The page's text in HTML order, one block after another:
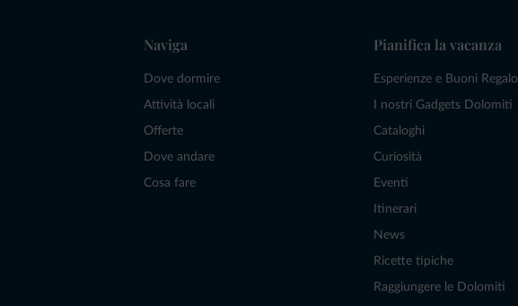
Naviga
Dove dormire
Attività locali
Offerte
Dove andare
Cosa fare
Pianifica la vacanza
Esperienze e Buoni Regalo
I nostri Gadgets Dolomiti
Cataloghi
Curiosità
Eventi
Itinerari
News
Ricette tipiche
Raggiungere le Dolomiti